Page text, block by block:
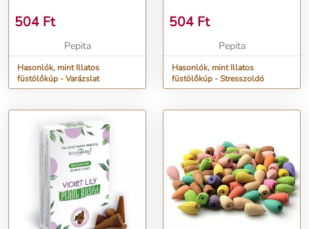
504 Ft
Pepita
Hasonlók, mint Illatos
füstölőkúp - Varázslat
504 Ft
Pepita
Hasonlók, mint Illatos
füstölőkúp - Stresszoldó